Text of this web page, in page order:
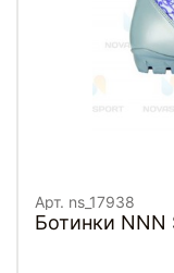
Арт. ns_17938
Ботинки NNN